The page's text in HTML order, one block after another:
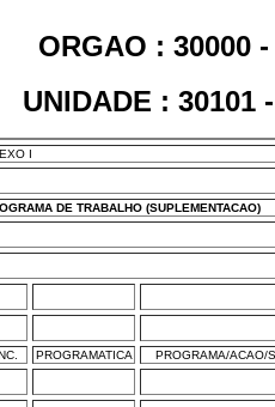
ORGAO : 30000
UNIDADE : 30101
I
DE TRABALHO (SUPLEMENTACAO)
PROGRAMATICA PROGRAMA/ACAO/